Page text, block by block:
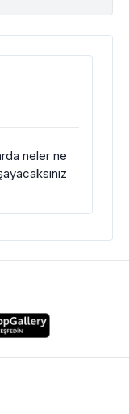
neler ne